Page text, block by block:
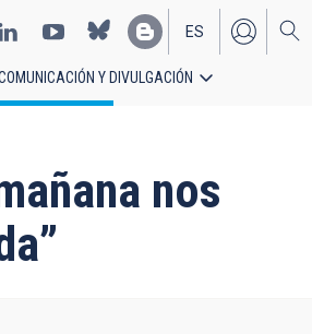
EN
ES
Y DIVULGACIÓN
nos